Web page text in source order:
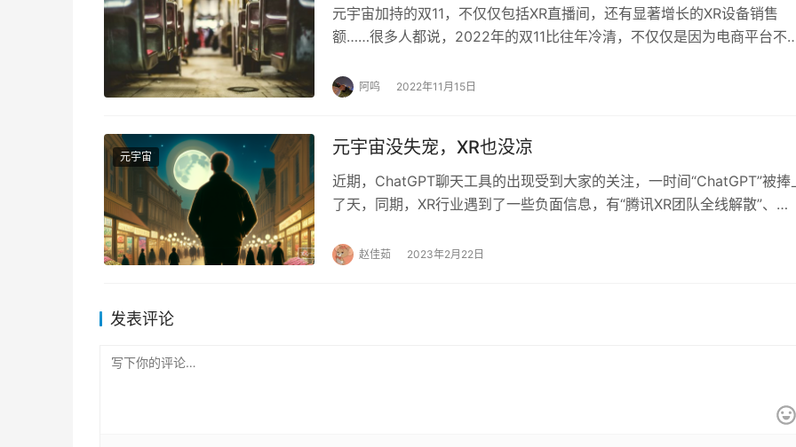
元宇宙加持的双11，不仅仅包括XR直播间，还有显著增长的XR设备销售
额……很多人都说，2022年的双11比往年冷清，不仅仅是因为电商平台不
阿呜 2022年11月15日
元宇宙 元宇宙没失宠，XR也没凉
近期，ChatGPT聊天工具的出现受到大家的关注，一时间“ChatGPT”被捧
了天，同期，XR行业遇到了一些负面信息，有“腾讯XR团队全线解散”、
赵佳茹 2023年2月22日
发表评论